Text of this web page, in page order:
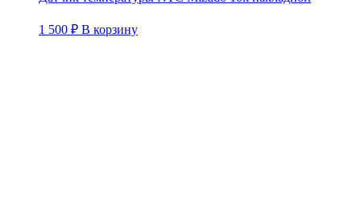
1 500 ₽ В корзину